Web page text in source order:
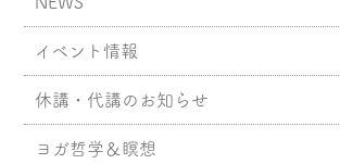
イベント情報
休講・代講のお知らせ
ヨガ哲学＆瞑想